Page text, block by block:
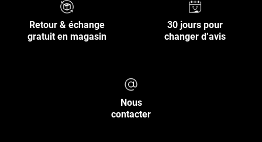
Retour & échange
gratuit en magasin
30 jours pour
changer d’avis
Nous
contacter